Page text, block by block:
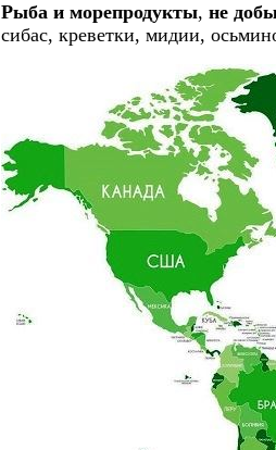
Рыба и морепродукты, не
сибас, креветки, мидии,